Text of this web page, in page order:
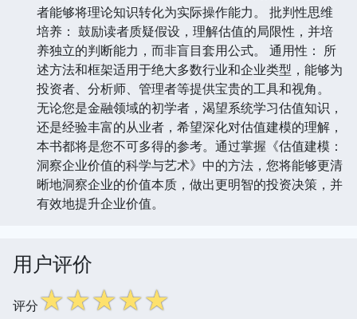
者能够将理论知识转化为实际操作能力。 批判性思维
培养： 鼓励读者质疑假设，理解估值的局限性，并培
养独立的判断能力，而非盲目套用公式。 通用性： 所
述方法和框架适用于绝大多数行业和企业类型，能够为
投资者、分析师、管理者等提供宝贵的工具和视角。
无论您是金融领域的初学者，渴望系统学习估值知识，
还是经验丰富的从业者，希望深化对估值建模的理解，
本书都将是您不可多得的参考。通过掌握《估值建模：
洞察企业价值的科学与艺术》中的方法，您将能够更清
晰地洞察企业的价值本质，做出更明智的投资决策，并
有效地提升企业价值。
用户评价
评分☆☆☆☆☆